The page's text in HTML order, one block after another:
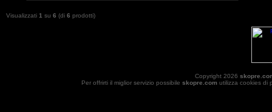
Visualizzati 1 su 6 (di 6 prodotti)
Copyright 2026
Per offrirti il miglior servizio possibile skopre.com utilizza cookies di